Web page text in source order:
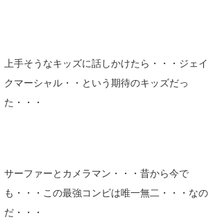
上手そうなキッズに話しかけたら・・・ジェイ
クマーシャル・・という期待のキッズだっ
た・・・
サーファーとカメラマン・・・昔から今で
も・・・この最強コンビは唯一無二・・・なの
だ・・・